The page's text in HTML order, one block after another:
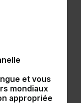
et vous
mondiaux
appropriée